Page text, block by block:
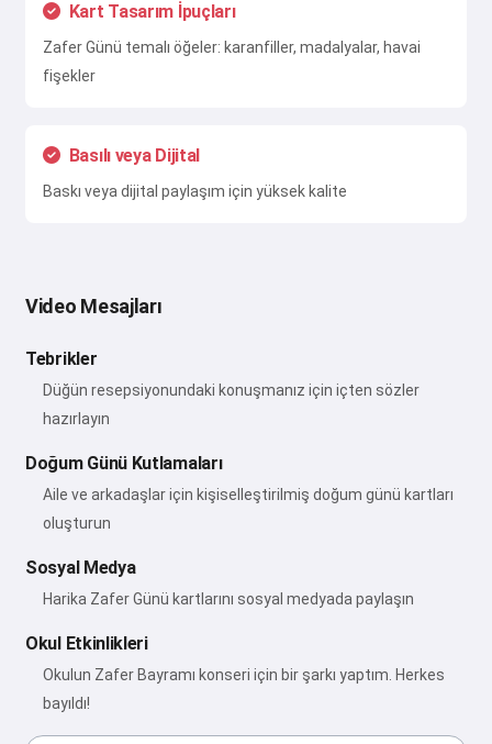
Kart Tasarım İpuçları
Zafer Günü temalı öğeler: karanfiller, madalyalar, havai
fişekler
Basılı veya Dijital
Baskı veya dijital paylaşım için yüksek kalite
Video Mesajları
Tebrikler
Düğün resepsiyonundaki konuşmanız için içten sözler
hazırlayın
Doğum Günü Kutlamaları
Aile ve arkadaşlar için kişiselleştirilmiş doğum günü kartları
oluşturun
Sosyal Medya
Harika Zafer Günü kartlarını sosyal medyada paylaşın
Okul Etkinlikleri
Okulun Zafer Bayramı konseri için bir şarkı yaptım. Herkes
bayıldı!